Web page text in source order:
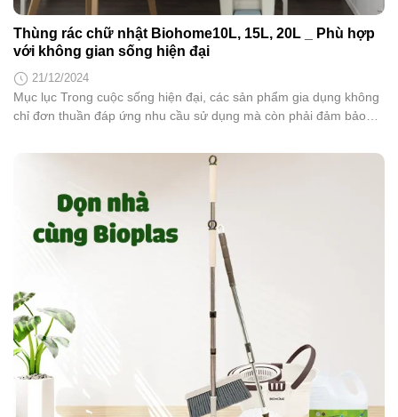
Thùng rác chữ nhật Biohome10L, 15L, 20L _ Phù hợp
với không gian sống hiện đại
21/12/2024
Mục lục Trong cuộc sống hiện đại, các sản phẩm gia dụng không
chỉ đơn thuần đáp ứng nhu cầu sử dụng mà còn phải đảm bảo
là sự lựa chọn tối ưu cho mọi không gian sống. Hãy cùng tìm...